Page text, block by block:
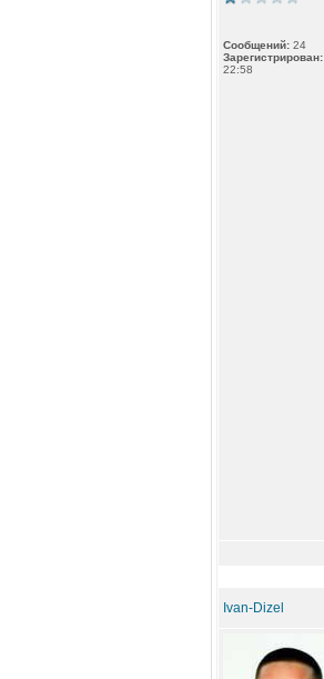
Сообщений: 24
Зарегистрирован:
22:58
Ivan-Dizel